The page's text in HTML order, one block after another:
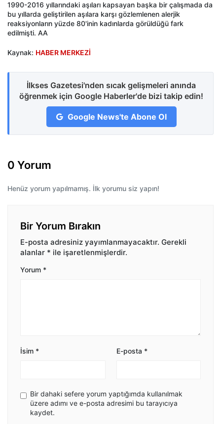
1990-2016 yıllarındaki aşıları kapsayan başka bir çalışmada da
bu yıllarda geliştirilen aşılara karşı gözlemlenen alerjik
reaksiyonların yüzde 80'inin kadınlarda görüldüğü fark
edilmişti. AA
Kaynak: HABER MERKEZİ
İlkses Gazetesi'nden sıcak gelişmeleri anında
öğrenmek için Google Haberler'de bizi takip edin!
Google News'te Abone Ol
0 Yorum
Henüz yorum yapılmamış. İlk yorumu siz yapın!
Bir Yorum Bırakın
E-posta adresiniz yayımlanmayacaktır. Gerekli
alanlar * ile işaretlenmişlerdir.
Yorum *
İsim * E-posta *
Bir dahaki sefere yorum yaptığımda kullanılmak
üzere adımı ve e-posta adresimi bu tarayıcıya
kaydet.